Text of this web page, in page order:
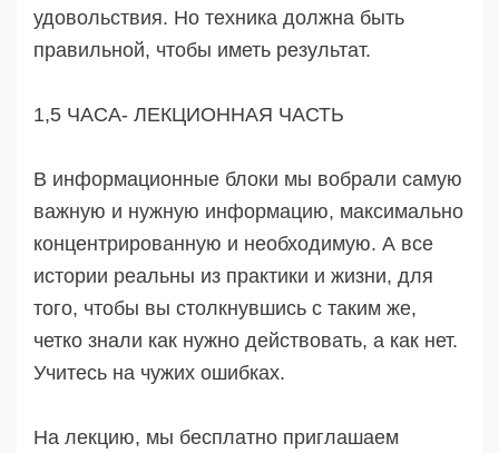
удовольствия. Но техника должна быть
правильной, чтобы иметь результат.
1,5 ЧАСА- ЛЕКЦИОННАЯ ЧАСТЬ
В информационные блоки мы вобрали самую
важную и нужную информацию, максимально
концентрированную и необходимую. А все
истории реальны из практики и жизни, для
того, чтобы вы столкнувшись с таким же,
четко знали как нужно действовать, а как нет.
Учитесь на чужих ошибках.
На лекцию, мы бесплатно приглашаем